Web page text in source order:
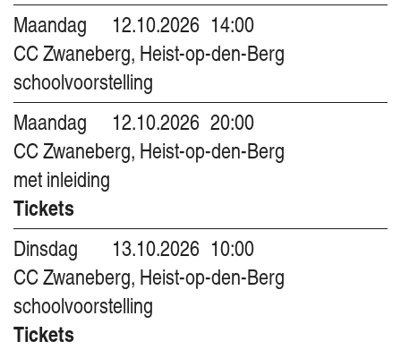
Maandag
12.10.2026 14:00
CC Zwaneberg, Heist-op-den-Berg
schoolvoorstelling
Maandag
12.10.2026 20:00
CC Zwaneberg, Heist-op-den-Berg
met inleiding
Tickets
Dinsdag
13.10.2026 10:00
CC Zwaneberg, Heist-op-den-Berg
schoolvoorstelling
Tickets